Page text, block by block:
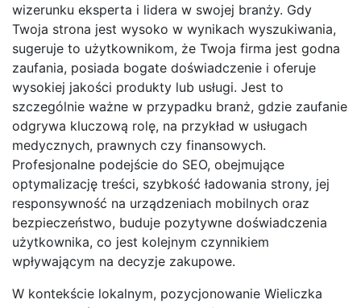
wizerunku eksperta i lidera w swojej branży. Gdy
Twoja strona jest wysoko w wynikach wyszukiwania,
sugeruje to użytkownikom, że Twoja firma jest godna
zaufania, posiada bogate doświadczenie i oferuje
wysokiej jakości produkty lub usługi. Jest to
szczególnie ważne w przypadku branż, gdzie zaufanie
odgrywa kluczową rolę, na przykład w usługach
medycznych, prawnych czy finansowych.
Profesjonalne podejście do SEO, obejmujące
optymalizację treści, szybkość ładowania strony, jej
responsywność na urządzeniach mobilnych oraz
bezpieczeństwo, buduje pozytywne doświadczenia
użytkownika, co jest kolejnym czynnikiem
wpływającym na decyzje zakupowe.
W kontekście lokalnym, pozycjonowanie Wieliczka